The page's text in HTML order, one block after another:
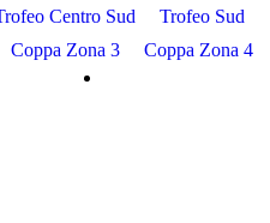
Centro Sud
Trofeo Sud
Coppa Zona 3
Coppa Zona 4